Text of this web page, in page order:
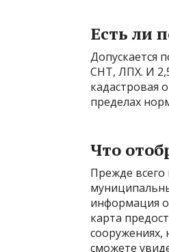
Есть ли
Допускается
СНТ, ЛПХ. И
кадастровая
пределах
Что
Прежде
информация о
карта
сможете